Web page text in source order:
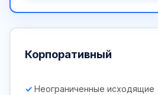
Корпоративный
Неограниченные исходящие